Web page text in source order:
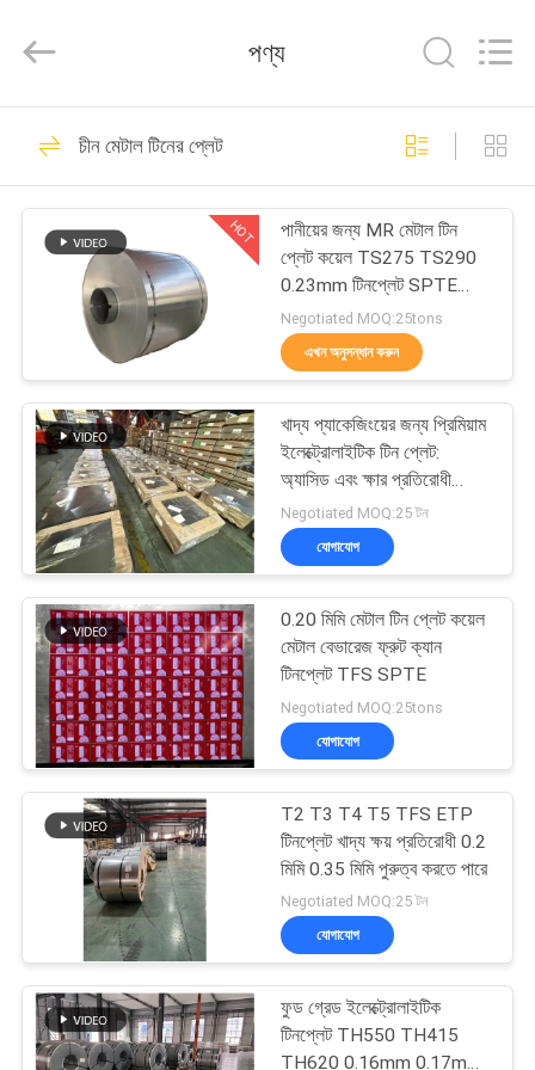
পণ্য
সম্পর্কে
কারখানা
ভ্রমণ
মান
নিয়ন্ত্রণ
যোগাযোগ
করুন
উদ্ধৃতির
জন্য
PACKAGING
MATERIALS
Rights
বৈদ্যুতিন টিনের প্লেট
280
টিনপ্লেট শীটস
153
টিনপ্লেট .াকনা
টিনপ্লেট কয়েল
পণ্য
চীন মেটাল টিনের প্লেট
HOT
পানীয়ের জন্য MR মেটাল টিন
প্লেট কয়েল TS275 TS290
0.23mm টিনপ্লেট SPTE
TFS
Negotiated MOQ:25tons
এখন অনুসন্ধান করুন
খাদ্য প্যাকেজিংয়ের জন্য প্রিমিয়াম
ইলেক্ট্রোলাইটিক টিন প্লেট:
অ্যাসিড এবং ক্ষার প্রতিরোধী
টিনপ্লেট
Negotiated MOQ:25 টন
যোগাযোগ
0.20 মিমি মেটাল টিন প্লেট কয়েল
মেটাল বেভারেজ ফ্রুট ক্যান
টিনপ্লেট TFS SPTE
Negotiated MOQ:25tons
যোগাযোগ
T2 T3 T4 T5 TFS ETP
টিনপ্লেট খাদ্য ক্ষয় প্রতিরোধী 0.2
মিমি 0.35 মিমি পুরুত্ব করতে পারে
Negotiated MOQ:25 টন
যোগাযোগ
ফুড গ্রেড ইলেক্ট্রোলাইটিক
টিনপ্লেট TH550 TH415
TH620 0.16mm 0.17mm